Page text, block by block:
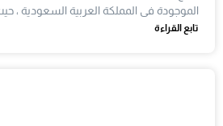
الموجودة فى المملكة العربية السعودية ،
تابع القراءة